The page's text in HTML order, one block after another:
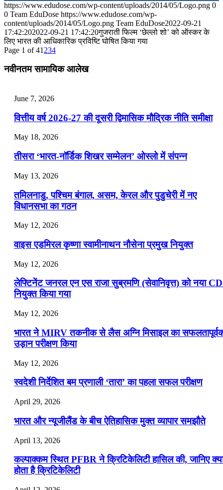
July 28, 2026
📝 डेली करेंट अफेयर्स: 25-27 जुलाई 2026
July 25, 2026
📝 डेली करेंट अफेयर्स: 22-24 जुलाई 2026
https://www.edudose.com/wp-content/uploads/2014/05/Logo.png 0
0 Team EduDose https://www.edudose.com/wp-
content/uploads/2014/05/Logo.png Team EduDose2022-09-21
17:42:202022-09-21 17:42:20गुजराती फिल्म ‘छेल्लो शो’ को ऑस्कर के
लिए भारत की आधिकारिक प्रविष्टि घोषित किया गया
Page 1 of 41 234
नवीनतम सामायिक आलेख
June 7, 2026
वित्तीय वर्ष 2026-27 की दूसरी द्विमासिक मौद्रिक नीति समीक्षा
May 18, 2026
तीसरा ‘भारत-नॉर्डिक शिखर सम्मेलन’ ओस्लो में संपन्न
May 13, 2026
तमिलनाडु, पश्चिम बंगाल, असम, केरल और पुडुचेरी में नए
विधानसभा का गठन
May 12, 2026
वाइस एडमिरल कृष्णा स्वामीनाथन नौसेना प्रमुख नियुक्त
May 12, 2026
लेफ्टिनेंट जनरल एन एस राजा सुब्रमणि (सेवानिवृत्त) को नया
नियुक्त किया गया
May 12, 2026
भारत ने MIRV तकनीक से लैस अग्नि मिसाइल का
उड़ान परीक्षण किया
May 12, 2026
स्वदेशी निर्देशित बम प्रणाली ‘तारा’ का पहला सफल परीक्षण
April 29, 2026
भारत और न्यूजीलैंड के बीच ऐतिहासिक मुक्त व्यापार समझौते
April 13, 2026
कल्पाक्कम स्थित PFBR ने क्रिटिकेलिटी हासिल की, जानिए
होता है क्रिटिकेलिटी